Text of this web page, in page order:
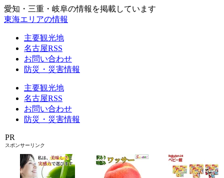
愛知・三重・岐阜の情報を掲載しています
東海エリアの情報
主要観光地
名古屋RSS
お問い合わせ
防災・災害情報
主要観光地
名古屋RSS
お問い合わせ
防災・災害情報
PR
スポンサーリンク